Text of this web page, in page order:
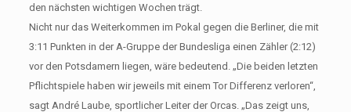
den nächsten wichtigen Wochen trägt.
Nicht nur das Weiterkommen im Pokal gegen die Berliner, die mit
3:11 Punkten in der A-Gruppe der Bundesliga einen Zähler (2:12)
vor den Potsdamern liegen, wäre bedeutend. „Die beiden letzten
Pflichtspiele haben wir jeweils mit einem Tor Differenz verloren“,
sagt André Laube, sportlicher Leiter der Orcas. „Das zeigt uns,